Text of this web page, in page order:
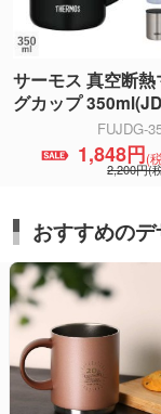
サーモス 真空断熱
グカップ
FUJDG-
1,848円(
2,200円(
おすすめの